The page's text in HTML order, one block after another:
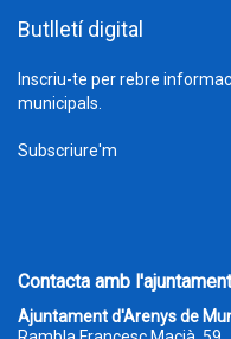
Butlletí digital
Inscriu-te per rebre
municipals.
Subscriure'm
Contacta amb l'ajuntament
Ajuntament d'Arenys de